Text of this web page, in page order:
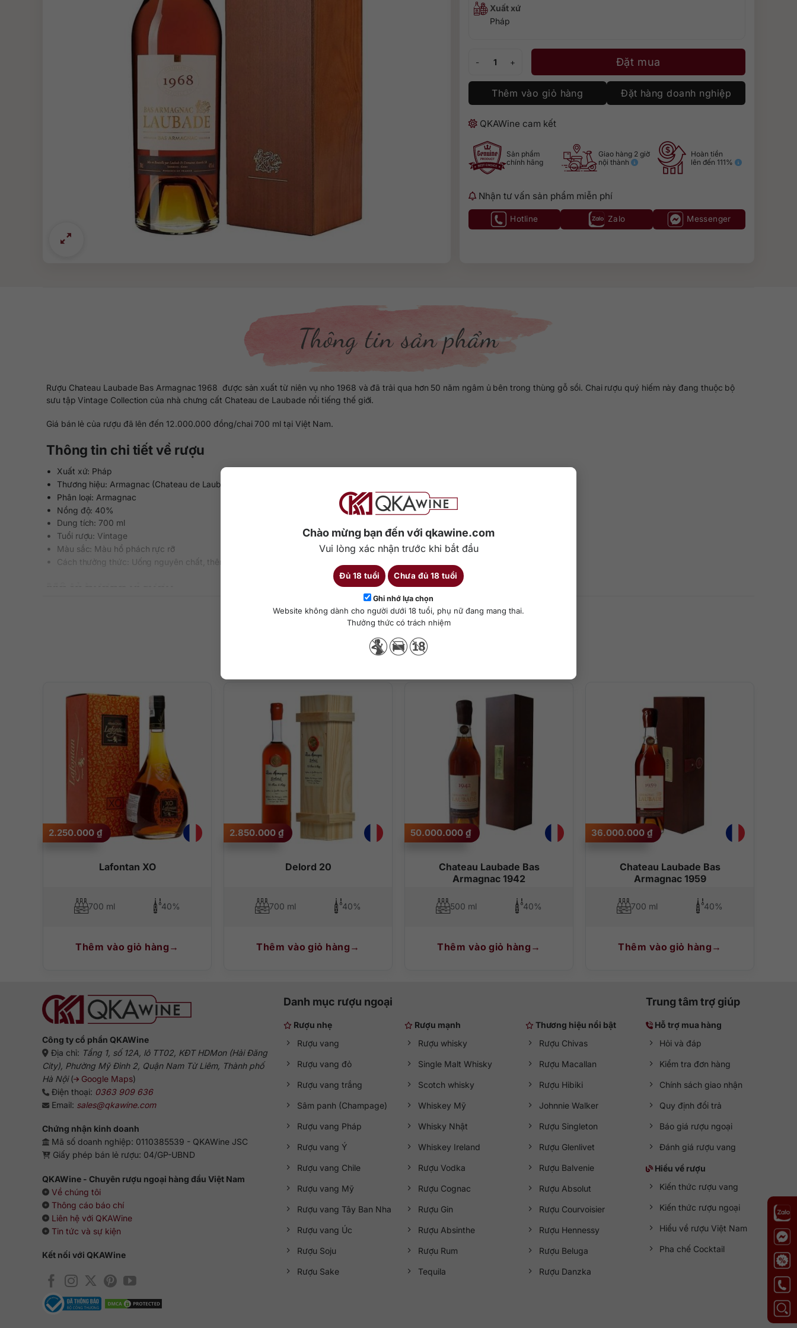
Chào mừng bạn đến với qkawine.com
Vui lòng xác nhận trước khi bắt đầu
Đủ 18 tuổi Chưa đủ 18 tuổi
Ghi nhớ lựa chọn
Website không dành cho người dưới 18 tuổi, phụ nữ đang mang thai.
Thưởng thức có trách nhiệm
Xuất xứ
Pháp
Chateau Laubade Bas Armagnac 1968 số lượngĐặt mua
Thêm vào giỏ hàng Đặt hàng doanh nghiệp
QKAWine cam kết
Sản phẩm
chính hãng
Giao hàng 2 giờ
nội thành
Hoàn tiền
lên đến 111%
Nhận tư vấn sản phẩm miễn phí
Hotline Zalo Messenger
Thông tin sản phẩm
Rượu Chateau Laubade Bas Armagnac 1968 được sản xuất từ niên vụ nho 1968 và đã trải qua hơn 50 năm ngâm ủ bên trong thùng gỗ sồi. Chai rượu quý hiếm này đang thuộc bộ
sưu tập Vintage Collection của nhà chưng cất Chateau de Laubade nổi tiếng thế giới.
Giá bán lẻ của rượu đã lên đến 12.000.000 đồng/chai 700 ml tại Việt Nam.
Thông tin chi tiết về rượu
Xuất xứ: Pháp
Thương hiệu: Armagnac (Chateau de Laubade)
Phân loại: Armagnac
Nồng độ: 40%
Dung tích: 700 ml
Tuổi rượu: Vintage
Màu sắc: Màu hổ phách rực rỡ
Cách thưởng thức: Uống nguyên chất, thêm đá viên, pha chế cocktail
– Mùi: Ấn tượng nổi bật của vani ngọt ngào và mận khô lấn lướt ở tầng sau/
Chi tiết
Sản phẩm tương tự
Lafontan XO
2.250.000 ₫
700 ml 40%
Thêm vào giỏ hàng
Delord 20
2.850.000 ₫
700 ml 40%
Thêm vào giỏ hàng
Chateau Laubade Bas
Armagnac 1942
50.000.000 ₫
500 ml 40%
Thêm vào giỏ hàng
Chateau Laubade Bas
Armagnac 1959
36.000.000 ₫
700 ml 40%
Thêm vào giỏ hàng
Công ty cổ phần QKAWine
Địa chỉ: Tầng 1, số 12A, lô TT02, KĐT HDMon (Hải Đăng
City), Phường Mỹ Đình 2, Quận Nam Từ Liêm, Thành phố
Hà Nội( Google Maps)
Điện thoại: 0363 909 636
Email: sales@qkawine.com
Chứng nhận kinh doanh
Mã số doanh nghiệp: 0110385539 - QKAWine JSC
Giấy phép bán lẻ rượu: 04/GP-UBND
QKAWine - Chuyên rượu ngoại hàng đầu Việt Nam
Về chúng tôi
Thông cáo báo chí
Liên hệ với QKAWine
Tin tức và sự kiện
Kết nối với QKAWine
Danh mục rượu ngoại
Rượu nhẹ
Rượu vang
Rượu vang đỏ
Rượu vang trắng
Sâm panh (Champage)
Rượu vang Pháp
Rượu vang Ý
Rượu vang Chile
Rượu vang Mỹ
Rượu vang Tây Ban Nha
Rượu vang Úc
Rượu Soju
Rượu Sake
Rượu mạnh
Rượu whisky
Single Malt Whisky
Scotch whisky
Whiskey Mỹ
Whisky Nhật
Whiskey Ireland
Rượu Vodka
Rượu Cognac
Rượu Gin
Rượu Absinthe
Rượu Rum
Tequila
Thương hiệu nổi bật
Rượu Chivas
Rượu Macallan
Rượu Hibiki
Johnnie Walker
Rượu Singleton
Rượu Glenlivet
Rượu Balvenie
Rượu Absolut
Rượu Courvoisier
Rượu Hennessy
Rượu Beluga
Rượu Danzka
Trung tâm trợ giúp
Hỗ trợ mua hàng
Hỏi và đáp
Kiểm tra đơn hàng
Chính sách giao nhận
Quy định đổi trả
Báo giá rượu ngoại
Đánh giá rượu vang
Hiểu về rượu
Kiến thức rượu vang
Kiến thức rượu ngoại
Hiểu về rượu Việt Nam
Pha chế Cocktail